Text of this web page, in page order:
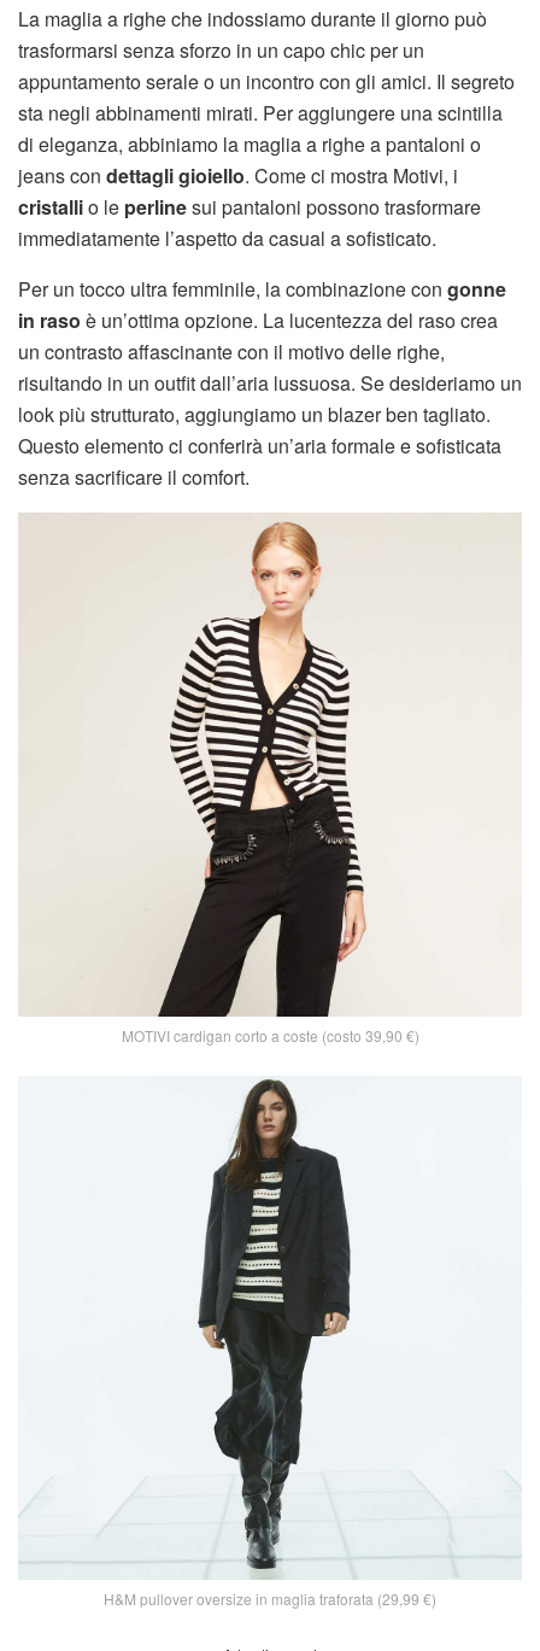
La maglia a righe che indossiamo durante il giorno può
trasformarsi senza sforzo in un capo chic per un
appuntamento serale o un incontro con gli amici. Il segreto
sta negli abbinamenti mirati. Per aggiungere una scintilla
di eleganza, abbiniamo la maglia a righe a pantaloni o
jeans con dettagli gioiello. Come ci mostra Motivi, i
cristallio le perlinesui pantaloni possono trasformare
immediatamente l’aspetto da casual a sofisticato.
Per un tocco ultra femminile, la combinazione con gonne
in raso è un’ottima opzione. La lucentezza del raso crea
un contrasto affascinante con il motivo delle righe,
risultando in un outfit dall’aria lussuosa. Se desideriamo un
look più strutturato, aggiungiamo un blazer ben tagliato.
Questo elemento ci conferirà un’aria formale e sofisticata
senza sacrificare il comfort.
MOTIVI cardigan corto a coste (costo 39,90 €)
H&M pullover oversize in maglia traforata (29,99 €)